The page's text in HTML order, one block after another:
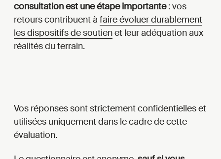
consultation est une étape importante: vos
retours contribuent à faire évoluer durablement
les dispositifs de soutienet leur adéquation aux
réalités du terrain.
Vos réponses sont strictement confidentielles et
utilisées uniquement dans le cadre de cette
évaluation.